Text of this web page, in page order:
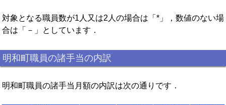
対象となる職員数が1人又は2人の場合は「*」，数値のない場
合は「－」としています．
明和町職員の諸手当の内訳
明和町職員の諸手当月額の内訳は次の通りです．